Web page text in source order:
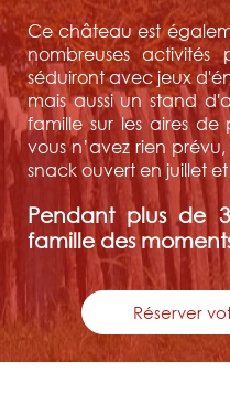
Ce château est
nombreuses
séduiront avec jeux
mais aussi un stand
famille sur les aires
vous n’avez rien
snack ouvert en juillet
Pendant plus de
famille des
Réserver